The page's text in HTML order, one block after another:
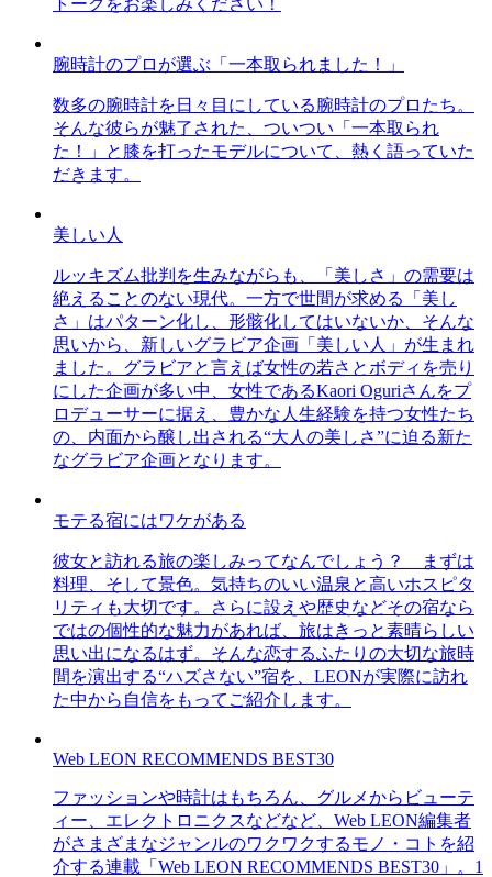
トークをお楽しみください！
腕時計のプロが選ぶ「一本取られました！」
数多の腕時計を日々目にしている腕時計のプロたち。
そんな彼らが魅了された、ついつい「一本取られ
た！」と膝を打ったモデルについて、熱く語っていた
だきます。
美しい人
ルッキズム批判を生みながらも、「美しさ」の需要は
絶えることのない現代。一方で世間が求める「美し
さ」はパターン化し、形骸化してはいないか、そんな
思いから、新しいグラビア企画「美しい人」が生まれ
ました。グラビアと言えば女性の若さとボディを売り
にした企画が多い中、女性であるKaori Oguriさんをプ
ロデューサーに据え、豊かな人生経験を持つ女性たち
の、内面から醸し出される“大人の美しさ”に迫る新た
なグラビア企画となります。
モテる宿にはワケがある
彼女と訪れる旅の楽しみってなんでしょう？ まずは
料理、そして景色。気持ちのいい温泉と高いホスピタ
リティも大切です。さらに設えや歴史などその宿なら
ではの個性的な魅力があれば、旅はきっと素晴らしい
思い出になるはず。そんな恋するふたりの大切な旅時
間を演出する“ハズさない”宿を、LEONが実際に訪れ
た中から自信をもってご紹介します。
Web LEON RECOMMENDS BEST30
ファッションや時計はもちろん、グルメからビューテ
ィー、エレクトロニクスなどなど、Web LEON編集者
がさまざまなジャンルのワクワクするモノ・コトを紹
介する連載「Web LEON RECOMMENDS BEST30」。1